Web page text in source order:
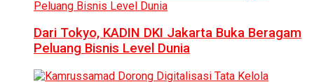
Dari Tokyo, KADIN DKI Jakarta Buka Beragam
Peluang Bisnis Level Dunia